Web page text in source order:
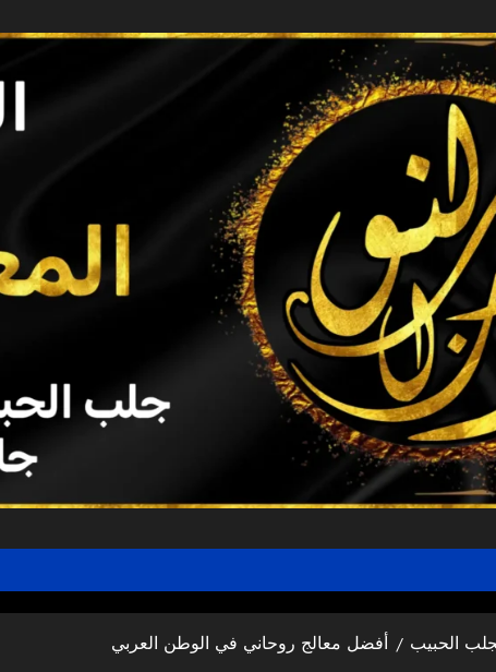
الحبيب أفضل معالج روحاني في الوطن العربي